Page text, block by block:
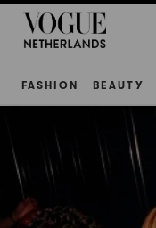
FASHION BEAUTY